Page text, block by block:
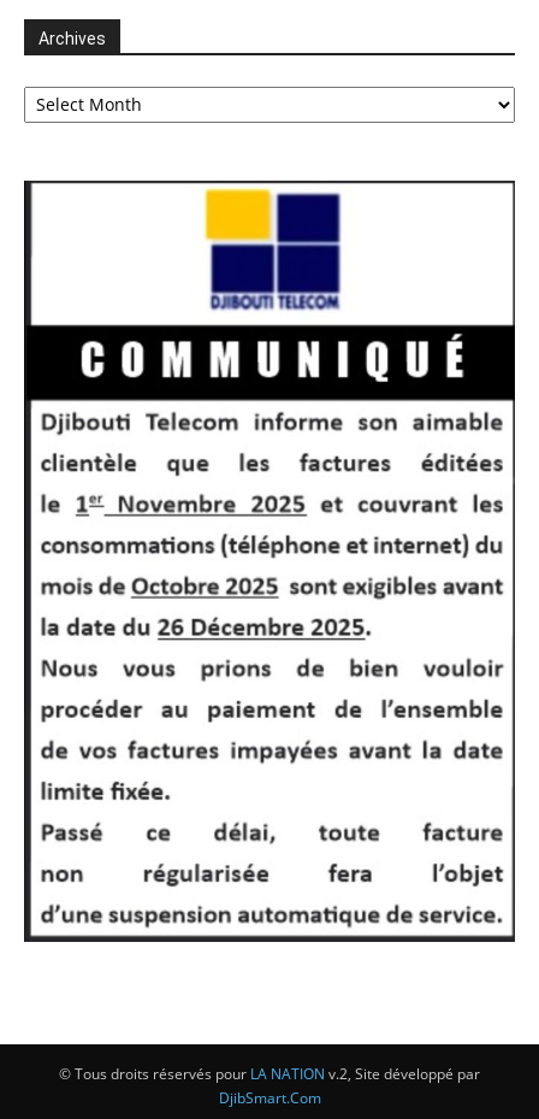
Archives
Archives
© Tous droits réservés pour LA NATION v.2, Site développé par
DjibSmart.Com